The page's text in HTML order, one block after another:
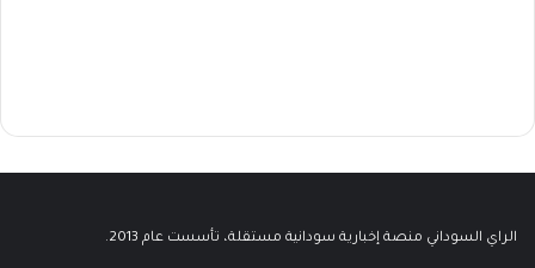
الراي السوداني منصة إخبارية سودانية مستقلة، تأسست عام 2013.